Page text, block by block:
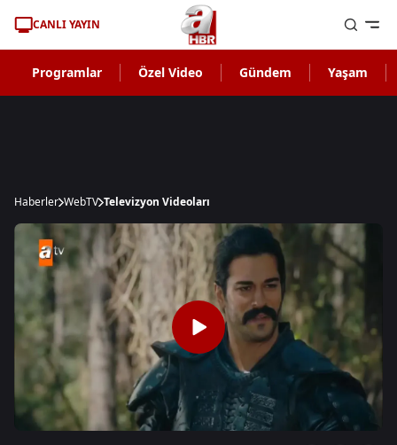
CANLI YAYIN
Programlar Özel Video Gündem Yaşam
Haberler WebTV Televizyon Videoları